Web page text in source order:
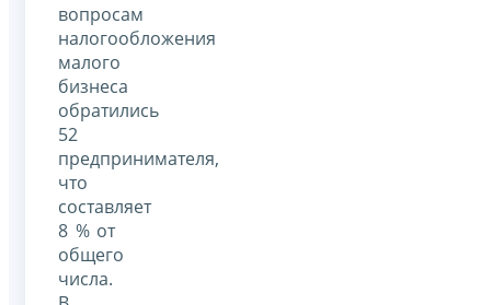
вопросам
налогообложения
малого
бизнеса
обратились
52
предпринимателя,
что
составляет
8 % от
общего
числа.